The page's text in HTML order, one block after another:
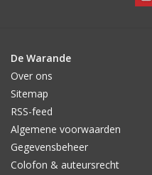
De Warande
Over ons
Sitemap
RSS-feed
Algemene voorwaarden
Gegevensbeheer
Colofon & auteursrecht